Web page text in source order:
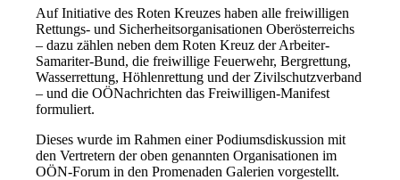
Auf Initiative des Roten Kreuzes haben alle freiwilligen
Rettungs- und Sicherheitsorganisationen Oberösterreichs
– dazu zählen neben dem Roten Kreuz der Arbeiter-
Samariter-Bund, die freiwillige Feuerwehr, Bergrettung,
Wasserrettung, Höhlenrettung und der Zivilschutzverband
– und die OÖNachrichten das Freiwilligen-Manifest
formuliert.
Dieses wurde im Rahmen einer Podiumsdiskussion mit
den Vertretern der oben genannten Organisationen im
OÖN-Forum in den Promenaden Galerien vorgestellt.